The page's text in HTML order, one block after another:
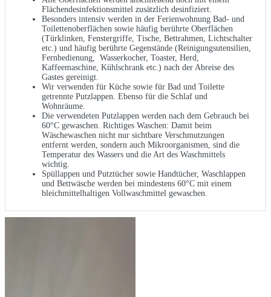
Flächendesinfektionsmittel zusätzlich desinfiziert.
Besonders intensiv werden in der Ferienwohnung Bad- und
Toilettenoberflächen sowie häufig berührte Oberflächen
(Türklinken, Fenstergriffe, Tische, Bettrahmen, Lichtschalter
etc.) und häufig berührte Gegenstände (Reinigungsutensilien,
Fernbedienung, Wasserkocher, Toaster, Herd,
Kaffeemaschine, Kühlschrank etc.) nach der Abreise des
Gastes gereinigt.
Wir verwenden für Küche sowie für Bad und Toilette
getrennte Putzlappen. Ebenso für die Schlaf und
Wohnräume.
Die verwendeten Putzlappen werden nach dem Gebrauch bei
60°C gewaschen. Richtiges Waschen: Damit beim
Wäschewaschen nicht nur sichtbare Verschmutzungen
entfernt werden, sondern auch Mikroorganismen, sind die
Temperatur des Wassers und die Art des Waschmittels
wichtig.
Spüllappen und Putztücher sowie Handtücher, Waschlappen
und Bettwäsche werden bei mindestens 60°C mit einem
bleichmittelhaltigen Vollwaschmittel gewaschen.